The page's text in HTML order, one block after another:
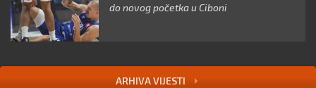
do novog početka u Ciboni
ARHIVA VIJESTI